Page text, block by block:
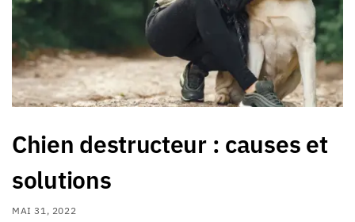
Chien destructeur : causes et
solutions
MAI 31, 2022